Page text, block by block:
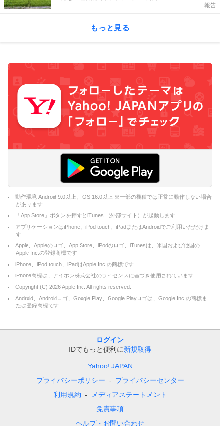
報告
もっと見る
動作環境 Android 9.0以上、iOS 16.0以上 ※一部の機種では正常に動作しない場合
があります
「App Store」ボタンを押すとiTunes （外部サイト）が起動します
アプリケーションはiPhone、iPod touch、iPadまたはAndroidでご利用いただけま
す
Apple、Appleのロゴ、App Store、iPodのロゴ、iTunesは、米国および他国の
Apple Inc.の登録商標です
iPhone、iPod touch、iPadはApple Inc.の商標です
iPhone商標は、アイホン株式会社のライセンスに基づき使用されています
Copyright (C) 2026Apple Inc. All rights reserved.
Android、Androidロゴ、Google Play、Google Playロゴは、Google Inc.の商標ま
たは登録商標です
ログイン
IDでもっと便利に新規取得
Yahoo! JAPAN
プライバシーポリシー
プライバシーセンター
利用規約
メディアステートメント
免責事項
ヘルプ・お問い合わせ